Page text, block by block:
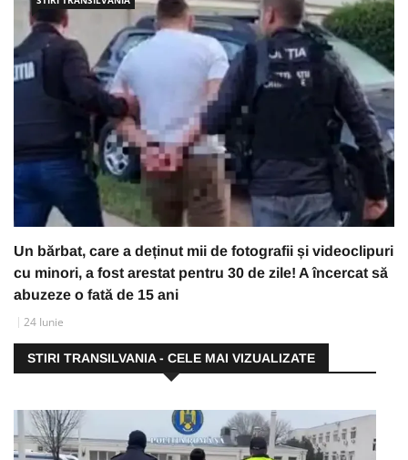
Un bărbat, care a deținut mii de fotografii și videoclipuri
cu minori, a fost arestat pentru 30 de zile! A încercat să
abuzeze o fată de 15 ani
24 Iunie
STIRI TRANSILVANIA - CELE MAI VIZUALIZATE